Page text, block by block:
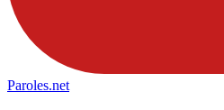
Paroles.net